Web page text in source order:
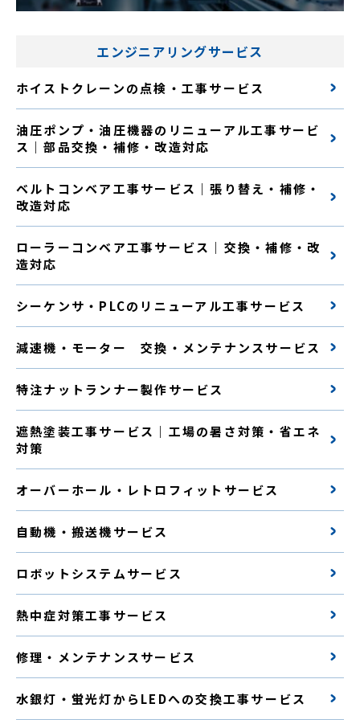
エンジニアリングサービス
ホイストクレーンの点検・工事サービス
油圧ポンプ・油圧機器のリニューアル工事サービ
ス｜部品交換・補修・改造対応
ベルトコンベア工事サービス｜張り替え・補修・
改造対応
ローラーコンベア工事サービス｜交換・補修・改
造対応
シーケンサ・PLCのリニューアル工事サービス
減速機・モーター 交換・メンテナンスサービス
特注ナットランナー製作サービス
遮熱塗装工事サービス｜工場の暑さ対策・省エネ
対策
オーバーホール・レトロフィットサービス
自動機・搬送機サービス
ロボットシステムサービス
熱中症対策工事サービス
修理・メンテナンスサービス
水銀灯・蛍光灯からLEDへの交換工事サービス